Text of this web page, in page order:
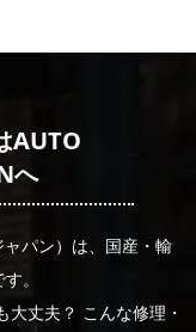
AUTO
へ
ャパン）は、国産・輸
。
大丈夫？ こんな修理・